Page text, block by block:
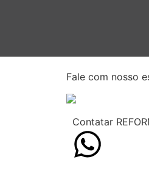
Fale com nosso
Contatar